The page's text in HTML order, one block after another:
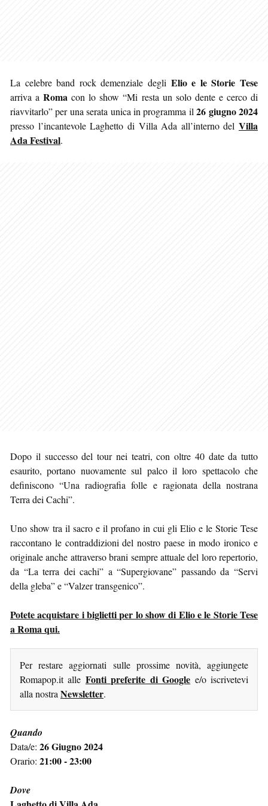
La celebre band rock demenziale degli Elio e le Storie Tese
arriva aRoma con lo show “Mi resta un solo dente e cerco di
riavvitarlo” per una serata unica in programma il26 giugno 2024
presso l’incantevole Laghetto di Villa Ada all’interno del Villa
Ada Festival.
Dopo il successo del tour nei teatri, con oltre 40 date da tutto
esaurito, portano nuovamente sul palco il loro spettacolo che
definiscono “Una radiografia folle e ragionata della nostrana
Terra dei Cachi”.
Uno show tra il sacro e il profano in cui gli Elio e le Storie Tese
raccontano le contraddizioni del nostro paese in modo ironico e
originale anche attraverso brani sempre attuale del loro repertorio,
da “La terra dei cachi” a “Supergiovane” passando da “Servi
della gleba” e “Valzer transgenico”.
Potete acquistare i biglietti per lo show di Elio e le Storie Tese
a Roma qui.
Per restare aggiornati sulle prossime novità, aggiungete
Romapop.it alle Fonti preferite di Google e/o iscrivetevi
alla nostra Newsletter.
Quando
Data/e: 26 Giugno 2024
Orario: 21:00 - 23:00
Dove